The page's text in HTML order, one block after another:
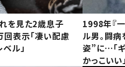
を見た2歳息子
表示「凄い配慮
ル」
1998年『
ル男。闘
姿”に…「ギ
かっこいい